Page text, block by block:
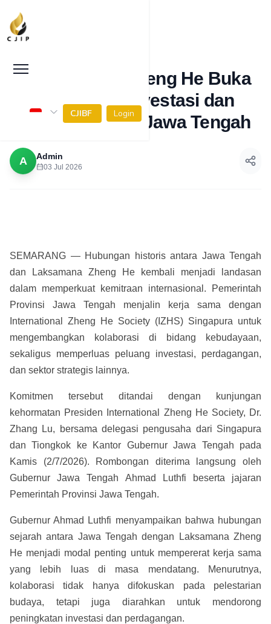
CJIBF Login
Jejak Sejarah Zheng He Buka
Peluang Baru Investasi dan
Perdagangan di Jawa Tengah
A Admin
03 Jul 2026
SEMARANG — Hubungan historis antara Jawa Tengah
dan Laksamana Zheng He kembali menjadi landasan
dalam memperkuat kemitraan internasional. Pemerintah
Provinsi Jawa Tengah menjalin kerja sama dengan
International Zheng He Society (IZHS) Singapura untuk
mengembangkan kolaborasi di bidang kebudayaan,
sekaligus memperluas peluang investasi, perdagangan,
dan sektor strategis lainnya.
Komitmen tersebut ditandai dengan kunjungan
kehormatan Presiden International Zheng He Society, Dr.
Zhang Lu, bersama delegasi pengusaha dari Singapura
dan Tiongkok ke Kantor Gubernur Jawa Tengah pada
Kamis (2/7/2026). Rombongan diterima langsung oleh
Gubernur Jawa Tengah Ahmad Luthfi beserta jajaran
Pemerintah Provinsi Jawa Tengah.
Gubernur Ahmad Luthfi menyampaikan bahwa hubungan
sejarah antara Jawa Tengah dengan Laksamana Zheng
He menjadi modal penting untuk mempererat kerja sama
yang lebih luas di masa mendatang. Menurutnya,
kolaborasi tidak hanya difokuskan pada pelestarian
budaya, tetapi juga diarahkan untuk mendorong
peningkatan investasi dan perdagangan.